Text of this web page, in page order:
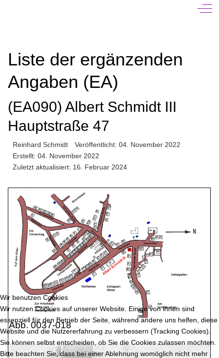
Off-
Liste der ergänzenden
Angaben (EA)
(EA090) Albert Schmidt III
Hauptstraße 47
Reinhard Schmidt
Veröffentlicht: 04. November 2022
Erstellt: 04. November 2022
Zuletzt aktualisiert: 16. Februar 2024
Abb. 0037-018
Wir benutzen Cookies
Wir nutzen Cookies auf unserer Website. Einige von ihnen sind
essenziell für den Betrieb der Seite, während andere uns helfen, diese
Website und die Nutzererfahrung zu verbessern (Tracking Cookies).
Sie können selbst entscheiden, ob Sie die Cookies zulassen möchten.
Bitte beachten Sie, dass bei einer Ablehnung womöglich nicht mehr